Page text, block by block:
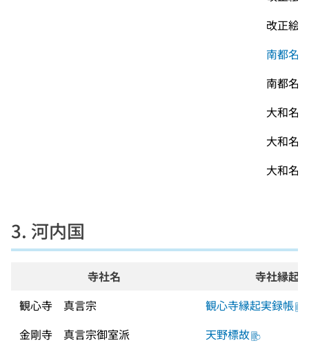
改正絵
南都名
南都名
大和名
大和名
大和名
3. 河内国
寺社名
寺社縁起
観心寺　真言宗
観心寺縁起実録帳
金剛寺　真言宗御室派
天野標故